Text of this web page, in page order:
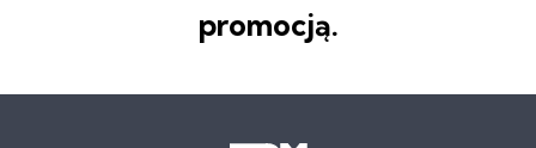
promocją.